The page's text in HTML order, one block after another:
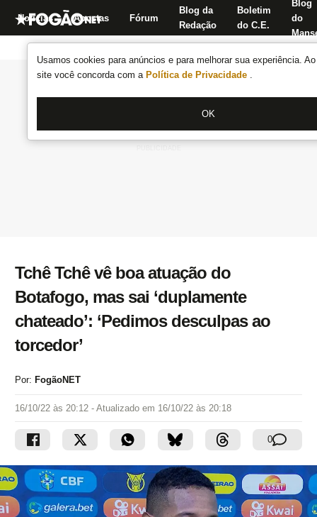
Usamos cookies para anúncios e para melhorar sua experiência.
site você concorda com a Política de Privacidade .
OK
Notícias Apostas Fórum
Blog da
Redação
Boletim
do C.E.
Blog
do
Tchê Tchê vê boa atuação do
Botafogo, mas sai ‘duplamente
chateado’: ‘Pedimos desculpas ao
torcedor’
Por: FogãoNET
16/10/22 às 20:12 - Atualizado em 16/10/22 às 20:18
0